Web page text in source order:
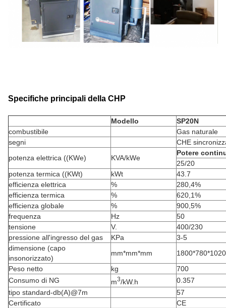
Specifiche principali della CHP
Modello
SP20N
combustibile
Gas naturale
segni
CHE
potenza elettrica ((KWe)
KVA/kWe
Potere
25/20
potenza termica ((KWt)
kWt
43.7
efficienza elettrica
%
280,4%
efficienza termica
%
620,1%
efficienza globale
%
900,5%
frequenza
Hz
50
tensione
V.
400/230
pressione all'ingresso del gas
KPa
3-5
dimensione (capo
insonorizzato)
mm*mm*mm
1800*780*1020
Peso netto
kg
700
Consumo di NG
m3/kW.h
0.357
tipo standard-db(A)@7m
57
Certificato
CE